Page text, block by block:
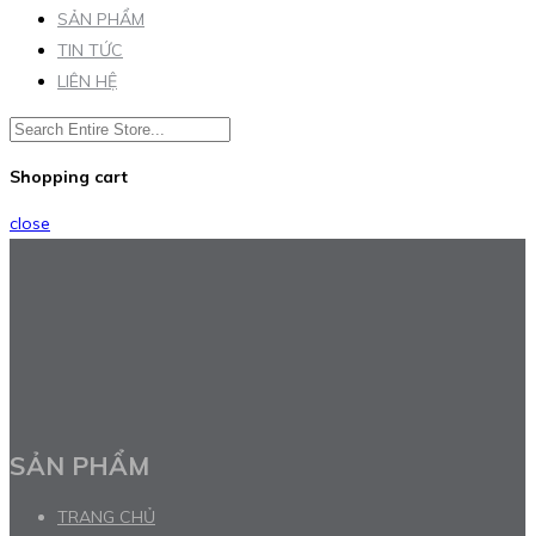
SẢN PHẨM
TIN TỨC
LIÊN HỆ
Shopping cart
close
SẢN PHẨM
TRANG CHỦ